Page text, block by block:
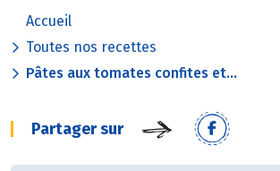
Accueil
Toutes nos recettes
Pâtes aux tomates confites et...
Partager sur